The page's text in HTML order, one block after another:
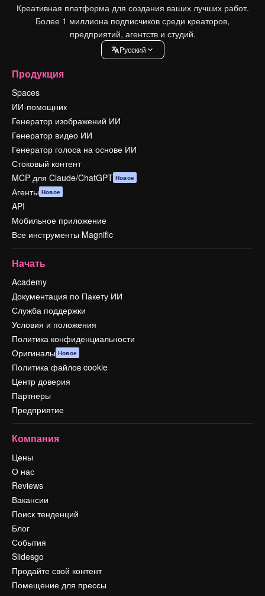
Креативная платформа для создания ваших лучших работ.
Более 1 миллиона подписчиков среди креаторов,
предприятий, агентств и студий.
Pусский
Продукция
Spaces
ИИ-помощник
Генератор изображений ИИ
Генератор видео ИИ
Генератор голоса на основе ИИ
Стоковый контент
MCP для Claude/ChatGPT Новое
Агенты Новое
API
Мобильное приложение
Все инструменты Magnific
Начать
Academy
Документация по Пакету ИИ
Служба поддержки
Условия и положения
Политика конфиденциальности
Оригиналы Новое
Политика файлов cookie
Центр доверия
Партнеры
Предприятие
Компания
Цены
О нас
Reviews
Вакансии
Поиск тенденций
Блог
События
Slidesgo
Продайте свой контент
Помещение для прессы